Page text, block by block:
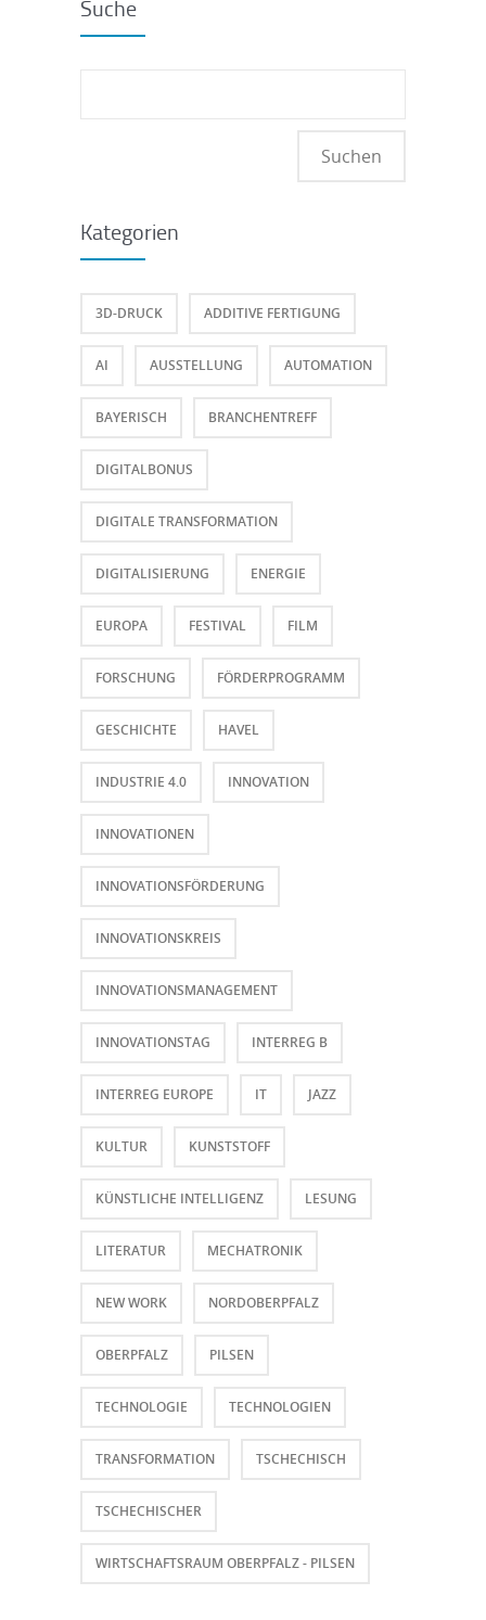
Suche
Kategorien
3D-DRUCK ADDITIVE FERTIGUNG
AI AUSSTELLUNG AUTOMATION
BAYERISCH BRANCHENTREFF
DIGITALBONUS
DIGITALE TRANSFORMATION
DIGITALISIERUNG ENERGIE
EUROPA FESTIVAL FILM
FORSCHUNG FÖRDERPROGRAMM
GESCHICHTE HAVEL
INDUSTRIE 4.0 INNOVATION
INNOVATIONEN
INNOVATIONSFÖRDERUNG
INNOVATIONSKREIS
INNOVATIONSMANAGEMENT
INNOVATIONSTAG INTERREG B
INTERREG EUROPE IT JAZZ
KULTUR KUNSTSTOFF
KÜNSTLICHE INTELLIGENZ LESUNG
LITERATUR MECHATRONIK
NEW WORK NORDOBERPFALZ
OBERPFALZ PILSEN
TECHNOLOGIE TECHNOLOGIEN
TRANSFORMATION TSCHECHISCH
TSCHECHISCHER
WIRTSCHAFTSRAUM OBERPFALZ - PILSEN